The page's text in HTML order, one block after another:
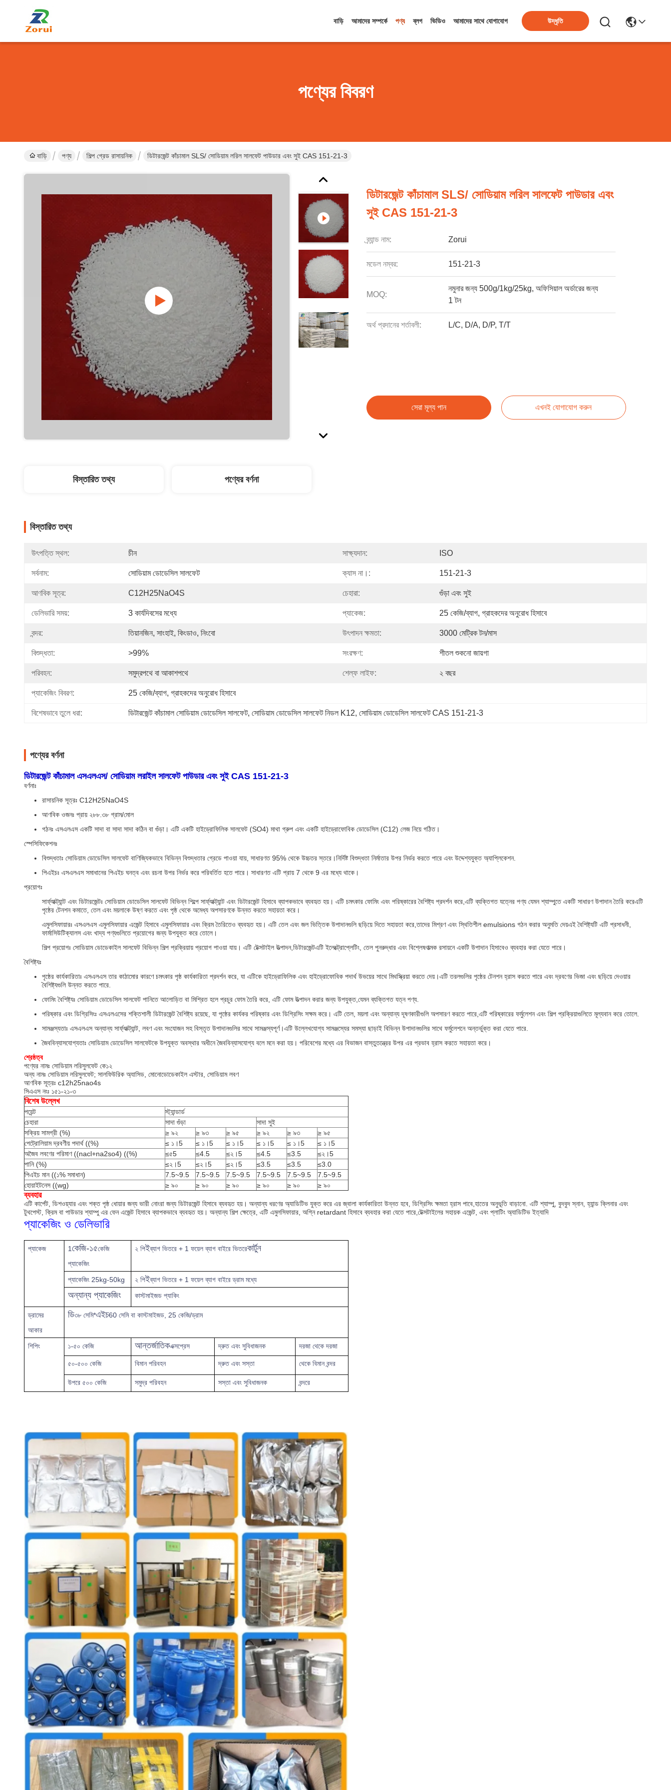
বাড়ি আমাদের সম্পর্কে পণ্য ব্লগ ভিডিও আমাদের সাথে যোগাযোগ উদ্ধৃতি
পণ্যের বিবরণ
বাড়ি পণ্য শিল্প গ্রেড রাসায়নিক ডিটারজেন্ট কাঁচামাল SLS/ সোডিয়াম লরিল সালফেট পাউডার এবং সুই CAS 151-21-3
ডিটারজেন্ট কাঁচামাল SLS/ সোডিয়াম লরিল সালফেট পাউডার এবং
সুই CAS 151-21-3
ব্র্যান্ড নাম: Zorui
মডেল নম্বর: 151-21-3
MOQ:
নমুনার জন্য 500g/1kg/25kg, অফিসিয়াল অর্ডারের জন্য
1 টন
অর্থ প্রদানের শর্তাবলী: L/C, D/A, D/P, T/T
সেরা মূল্য পান এখনই যোগাযোগ করুন
বিস্তারিত তথ্য পণ্যের বর্ণনা
বিস্তারিত তথ্য
উৎপত্তি স্থল: চীন সাক্ষ্যদান: ISO
সর্বনাম: সোডিয়াম ডোডেসিল সালফেট ক্যাস না।: 151-21-3
আণবিক সূত্র: C12H25NaO4S চেহারা: গুঁড়া এবং সুই
ডেলিভারি সময়: 3 কার্যদিবসের মধ্যে প্যাকেজ: 25 কেজি/ব্যাগ, গ্রাহকদের অনুরোধ হিসাবে
বন্দর: তিয়ানজিন, সাংহাই, কিংডাও, নিংবো উৎপাদন ক্ষমতা: 3000 মেট্রিক টন/মাস
বিশুদ্ধতা: >99% সংরক্ষণ: শীতল শুকনো জায়গা
পরিবহন: সমুদ্রপথে বা আকাশপথে শেল্ফ লাইফ: ২ বছর
প্যাকেজিং বিবরণ: 25 কেজি/ব্যাগ, গ্রাহকদের অনুরোধ হিসাবে
বিশেষভাবে তুলে ধরা: ডিটারজেন্ট কাঁচামাল সোডিয়াম ডোডেসিল সালফেট, সোডিয়াম ডোডেসিল সালফেট নিডল K12, সোডিয়াম ডোডেসিল সালফেট CAS 151-21-3
পণ্যের বর্ণনা
ডিটারজেন্ট কাঁচামাল এসএলএস/ সোডিয়াম লরাইল সালফেট পাউডার এবং সুই CAS 151-21-3
বর্ণনাঃ
রাসায়নিক সূত্রঃ C12H25NaO4S
আণবিক ওজনঃ প্রায় ২৮৮.৩৮ গ্রাম/মোল
গঠনঃ এসএলএস একটি সাদা বা সাদা সাদা কঠিন বা গুঁড়া। এটি একটি হাইড্রোফিলিক সালফেট (SO4) মাথা গ্রুপ এবং একটি হাইড্রোফোবিক ডোডেসিল (C12) লেজ নিয়ে গঠিত।
স্পেসিফিকেশনঃ
বিশুদ্ধতাঃ সোডিয়াম ডোডেসিল সালফেট বাণিজ্যিকভাবে বিভিন্ন বিশুদ্ধতার গ্রেডে পাওয়া যায়, সাধারণত 95% থেকে উচ্চতর স্তরে।নির্দিষ্ট বিশুদ্ধতা নির্মাতার উপর নির্ভর করতে পারে এবং উদ্দেশ্যযুক্ত অ্যাপ্লিকেশন.
পিএইচঃ এসএলএস সমাধানের পিএইচ ঘনত্ব এবং রচনা উপর নির্ভর করে পরিবর্তিত হতে পারে। সাধারণত এটি প্রায় 7 থেকে 9 এর মধ্যে থাকে।
প্রয়োগঃ
সার্ফ্যাক্ট্যান্ট এবং ডিটারজেন্টঃ সোডিয়াম ডোডেসিল সালফেট বিভিন্ন শিল্পে সার্ফ্যাক্ট্যান্ট এবং ডিটারজেন্ট হিসাবে ব্যাপকভাবে ব্যবহৃত হয়। এটি চমৎকার ফোমিং এবং পরিষ্কারের বৈশিষ্ট্য প্রদর্শন করে,এটি ব্যক্তিগত যত্নের পণ্য যেমন শ্যাম্পুতে একটি সাধারণ উপাদান তৈরি করেএটি
পৃষ্ঠের টেনশন কমাতে, তেল এবং ময়লাকে উষ্ণ করতে এবং পৃষ্ঠ থেকে অমেধ্য অপসারণকে উন্নত করতে সহায়তা করে।
এমুলসিফায়ারঃ এসএলএস এমুলসিফায়ার এজেন্ট হিসাবে এমুলসিফায়ার এবং ক্রিম তৈরিতেও ব্যবহৃত হয়। এটি তেল এবং জল ভিত্তিক উপাদানগুলি ছড়িয়ে দিতে সহায়তা করে,তাদের মিশ্রণ এবং স্থিতিশীল emulsions গঠন করার অনুমতি দেয়এই বৈশিষ্ট্যটি এটি প্রসাধনী,
ফার্মাসিউটিক্যালস এবং খাদ্য পণ্যগুলিতে প্রয়োগের জন্য উপযুক্ত করে তোলে।
শিল্প প্রয়োগঃ সোডিয়াম ডোডেকাইল সালফেট বিভিন্ন শিল্প প্রক্রিয়ায় প্রয়োগ পাওয়া যায়। এটি টেক্সটাইল উত্পাদন,ডিটারজেন্টএটি ইলেক্ট্রোপ্লেটিং, তেল পুনরুদ্ধার এবং বিশ্লেষণাত্মক রসায়নে একটি উপাদান হিসাবেও ব্যবহার করা যেতে পারে।
বৈশিষ্ট্যঃ
পৃষ্ঠের কার্যকারিতাঃ এসএলএস তার কাঠামোর কারণে চমৎকার পৃষ্ঠ কার্যকারিতা প্রদর্শন করে, যা এটিকে হাইড্রোফিলিক এবং হাইড্রোফোবিক পদার্থ উভয়ের সাথে মিথস্ক্রিয়া করতে দেয়।এটি তরলগুলির পৃষ্ঠের টেনশন হ্রাস করতে পারে এবং দ্রবণের ভিজা এবং ছড়িয়ে দেওয়ার
বৈশিষ্ট্যগুলি উন্নত করতে পারে.
ফোমিং বৈশিষ্ট্যঃ সোডিয়াম ডোডেসিল সালফেট পানিতে আলোড়িত বা মিশ্রিত হলে প্রচুর ফোম তৈরি করে, এটি ফোম উত্পাদন করার জন্য উপযুক্ত,যেমন ব্যক্তিগত যত্ন পণ্য.
পরিষ্কার এবং ডিগ্রিসিংঃ এসএলএসের শক্তিশালী ডিটারজেন্ট বৈশিষ্ট্য রয়েছে, যা পৃষ্ঠের কার্যকর পরিষ্কার এবং ডিগ্রিসিং সক্ষম করে। এটি তেল, ময়লা এবং অন্যান্য দূষণকারীগুলি অপসারণ করতে পারে,এটি পরিষ্কারের ফর্মুলেশন এবং শিল্প প্রক্রিয়াগুলিতে মূল্যবান করে তোলে.
সামঞ্জস্যতাঃ এসএলএস অন্যান্য সার্ফ্যাক্ট্যান্ট, লবণ এবং সংযোজন সহ বিস্তৃত উপাদানগুলির সাথে সামঞ্জস্যপূর্ণ।এটি উল্লেখযোগ্য সামঞ্জস্যের সমস্যা ছাড়াই বিভিন্ন উপাদানগুলির সাথে ফর্মুলেশনে অন্তর্ভুক্ত করা যেতে পারে.
জৈববিন্যাসযোগ্যতাঃ সোডিয়াম ডোডেসিল সালফেটকে উপযুক্ত অবস্থার অধীনে জৈববিন্যাসযোগ্য বলে মনে করা হয়। পরিবেশের মধ্যে এর বিভাজন বাস্তুতন্ত্রের উপর এর প্রভাব হ্রাস করতে সহায়তা করে।
শ্রেষ্ঠত্ব
পণ্যের নামঃ সোডিয়াম লরিসুলফেট কে১২
অন্য নামঃ সোডিয়াম লরিসুলফেট; সালফিউরিক অ্যাসিড, মোনোডোডেকাইল এস্টার, সোডিয়াম লবণ
আণবিক সূত্রঃ c12h25nao4s
সিএএস নংঃ ১৫১-২১-৩
বিশেষ উল্লেখ
পয়েন্ট
স্ট্যান্ডার্ড
চেহারা
সাদা গুঁড়া
সাদা সুই
সক্রিয় সামগ্রী (%)
≥ ৯২ ≥ ৯৩ ≥ ৯৫ ≥ ৯২ ≥ ৯৩
≥ ৯৫
পেট্রোলিয়াম দ্রবণীয় পদার্থ ((%)
≤ ১।5 ≤ ১।5 ≤ ১।5 ≤ ১।5 ≤ ১।5
≤ ১।5
অজৈব লবণের পরিমাণ ((nacl+na2so4) ((%)
≤৫5 ≤4.5 ≤২।5 ≤4.5 ≤3.5
≤২।5
পানি (%)
≤২।5 ≤২।5 ≤২।5 ≤3.5 ≤3.5
≤3.0
পিএইচ মান ((১% সমাধান)
7.5~9.5 7.5~9.5 7.5~9.5 7.5~9.5 7.5~9.5
7.5~9.5
হোয়াইটনেস ((wg)
≥ ৯০ ≥ ৯০ ≥ ৯০ ≥ ৯০ ≥ ৯০ ≥ ৯০
ব্যবহার
এটি কার্পেট, ডিশওয়্যার এবং শক্ত পৃষ্ঠ ধোয়ার জন্য ভারী নোংরা জন্য ডিটারজেন্ট হিসাবে ব্যবহৃত হয়। অন্যান্য ধরণের অ্যাডিটিভ যুক্ত করে এর জ্বালা কার্যকারিতা উন্নত হবে, ডিগ্রিসিং ক্ষমতা হ্রাস পাবে,হাতের অনুভূতি বাড়ানো. এটি শ্যাম্পু, বুদবুদ স্নান, হ্যান্ড ক্লিনার এবং
টুথপেস্ট, ক্রিম বা পাউডার শ্যাম্পু এর ফেন এজেন্ট হিসাবে ব্যাপকভাবে ব্যবহৃত হয়। অন্যান্য শিল্প ক্ষেত্রে, এটি এমুলসিফায়ার, অগ্নি retardant হিসাবে ব্যবহার করা যেতে পারে,টেক্সটাইলের সহায়ক এজেন্ট, এবং প্লাটিং অ্যাডিটিভ ইত্যাদি
প্যাকেজিং ও ডেলিভারি
প্যাকেজ 1কেজি-১৫কেজি
প্যাকেজিং
২ পিইব্যাগ ভিতরে + 1 ফয়েল ব্যাগ বাইরে ভিতরেকার্টুন
প্যাকেজিং 25kg-50kg ২ পিইব্যাগ ভিতরে + 1 ফয়েল ব্যাগ বাইরে ড্রাম মধ্যে
অন্যান্য প্যাকেজিং কাস্টমাইজড প্যাকিং
ড্রামের
আকার
ডি৩৮ সেমি*এইচ60 সেমি বা কাস্টমাইজড, 25 কেজি/ড্রাম
শিপিং ১-৫০ কেজি আন্তর্জাতিকএক্সপ্রেস দ্রুত এবং সুবিধাজনক দরজা থেকে দরজা
৫০-৫০০ কেজি বিমান পরিবহন দ্রুত এবং সস্তা থেকে বিমান বন্দর
উপরে ৫০০ কেজি সমুদ্র পরিবহন সস্তা এবং সুবিধাজনক বন্দরে